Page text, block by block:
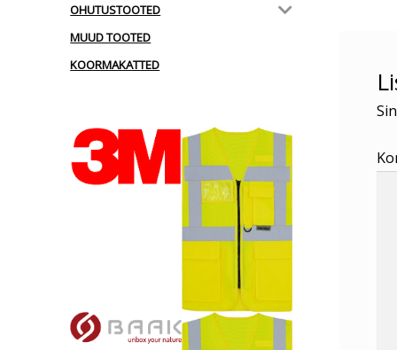
OHUTUSTOOTED
MUUD TOOTED
KOORMAKATTED